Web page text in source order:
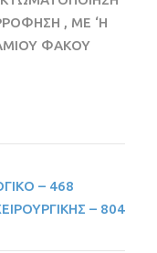
, ΜΕ ‘Η
ΦΑΚΟΥ
– 468
– 804